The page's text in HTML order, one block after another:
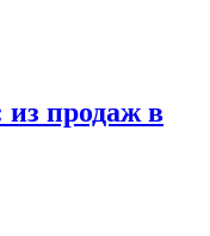
продаж в